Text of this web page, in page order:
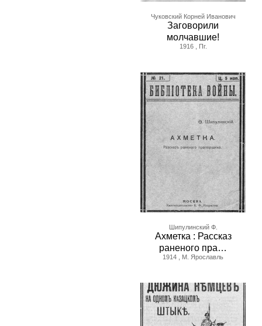
Чуковский Корней Иванович
Заговорили
молчавшие!
1916 , Пг.
Шипулинский Ф.
Ахметка : Рассказ
раненого пра…
1914 , М. Ярославль